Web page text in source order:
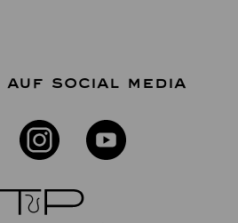
AUF SOCIAL MEDIA